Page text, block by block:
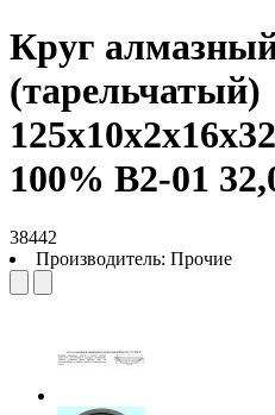
Круг
(тарельчатый)
100% В2-01
38442
Производитель: Прочие